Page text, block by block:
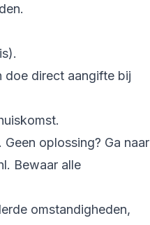
direct aangifte bij
oplossing? Ga naar
Bewaar alle
omstandigheden,